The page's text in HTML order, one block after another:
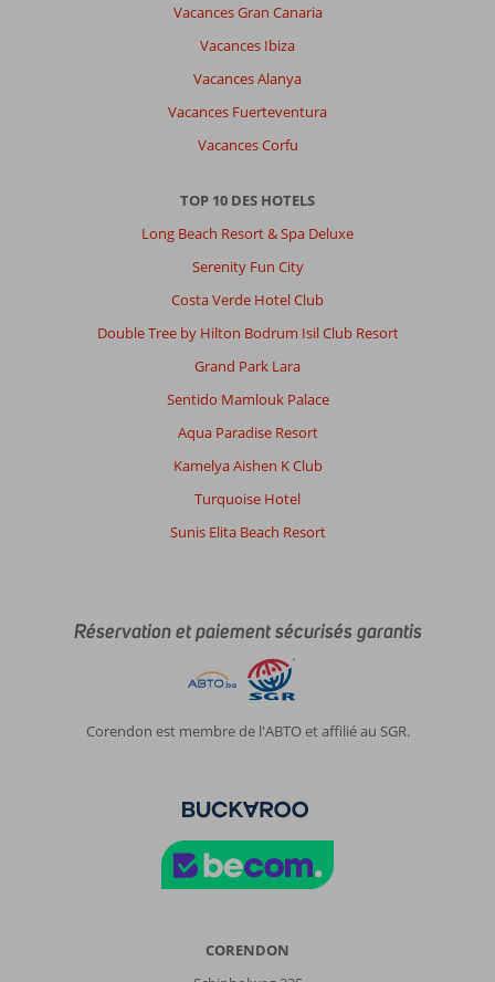
Vacances Gran Canaria
Vacances Ibiza
Vacances Alanya
Vacances Fuerteventura
Vacances Corfu
TOP 10 DES HOTELS
Long Beach Resort & Spa Deluxe
Serenity Fun City
Costa Verde Hotel Club
Double Tree by Hilton Bodrum Isil Club Resort
Grand Park Lara
Sentido Mamlouk Palace
Aqua Paradise Resort
Kamelya Aishen K Club
Turquoise Hotel
Sunis Elita Beach Resort
Réservation et paiement sécurisés garantis
Corendon est membre de l'ABTO et affilié au SGR.
CORENDON